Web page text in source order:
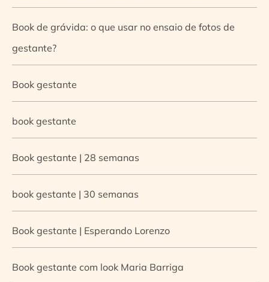
Book de grávida: o que usar no ensaio de fotos de
gestante?
Book gestante
book gestante
Book gestante | 28 semanas
book gestante | 30 semanas
Book gestante | Esperando Lorenzo
Book gestante com look Maria Barriga